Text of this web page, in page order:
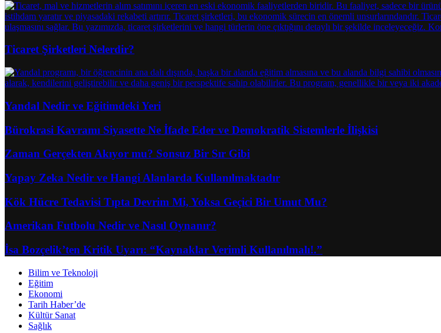
Ticaret Şirketleri Nelerdir?
Yandal Nedir ve Eğitimdeki Yeri
Bürokrasi Kavramı Siyasette Ne İfade Eder ve Demokratik Sistemlerle İlişkisi
Zaman Gerçekten Akıyor mu? Sonsuz Bir Sır Gibi
Yapay Zeka Nedir ve Hangi Alanlarda Kullanılmaktadır
Kök Hücre Tedavisi Tıpta Devrim Mi, Yoksa Geçici Bir Umut Mu?
Amerikan Futbolu Nedir ve Nasıl Oynanır?
İsa Bozçelik’ten Kritik Uyarı: “Kaynaklar Verimli Kullanılmalı!.”
Bilim ve Teknoloji
Eğitim
Ekonomi
Tarih Haber’de
Kültür Sanat
Sağlık